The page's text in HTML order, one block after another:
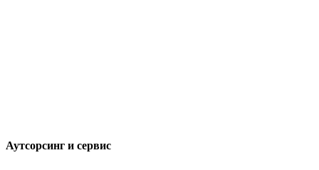
Аутсорсинг и сервис